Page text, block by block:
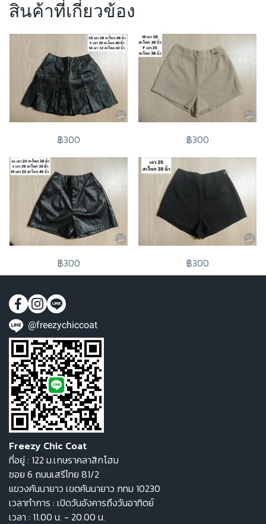
สินค้าที่เกี่ยวข้อง
฿300 ฿300
฿300 ฿300
@freezychiccoat
Freezy Chic Coat
ที่อยู่ : 122 ม.เกษราคลาสิกโฮม
ซอย 6 ถนนเสรีไทย 81/2
แขวงคันนายาว เขตคันนายาว กทม 10230
เวลาทำการ : เปิดวันอังคารถึงวันอาทิตย์
เวลา : 11.00 น. - 20.00 น.